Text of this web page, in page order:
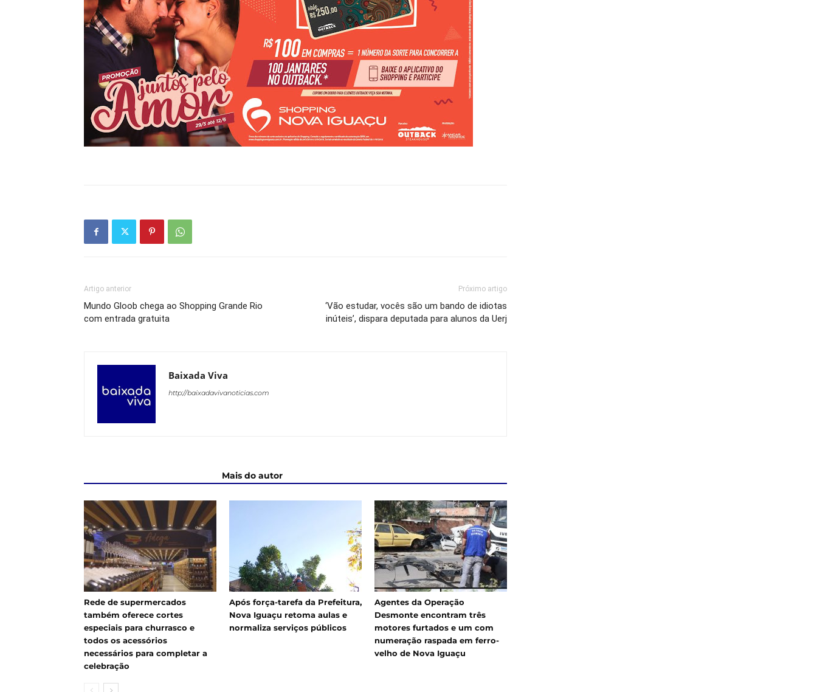
Artigo anterior
Mundo Gloob chega ao Shopping Grande Rio
com entrada gratuita
Próximo artigo
‘Vão estudar, vocês são um bando de idiotas
inúteis’, dispara deputada para alunos da Uerj
Baixada Viva
http://baixadavivanoticias.com
Mais do autor
Rede de supermercados
também oferece cortes
especiais para churrasco e
todos os acessórios
necessários para completar a
celebração
Após força-tarefa da Prefeitura,
Nova Iguaçu retoma aulas e
normaliza serviços públicos
Agentes da Operação
Desmonte encontram três
motores furtados e um com
numeração raspada em ferro-
velho de Nova Iguaçu